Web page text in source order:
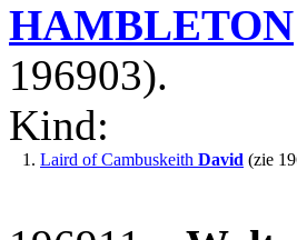
HAMBLETON
196903).
Kind:
1. Laird of Cambuskeith David (zie